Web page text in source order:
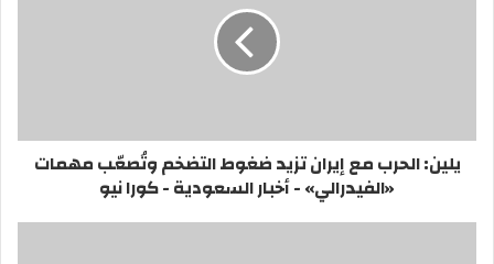
يلين: الحرب مع إيران تزيد ضغوط التضخم وتُصعّب مهمات
«الفيدرالي» - أخبار السعودية - كورا نيو